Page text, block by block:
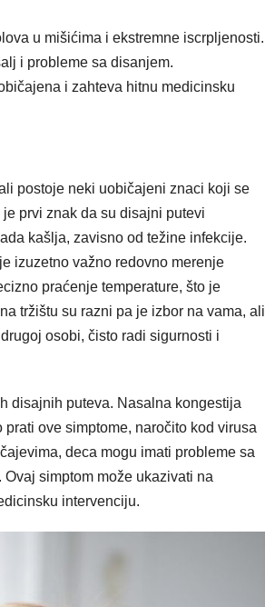
u mišićima i ekstremne iscrpljenosti.
i probleme sa disanjem.
i zahteva hitnu medicinsku
postoje neki uobičajeni znaci koji se
prvi znak da su disajni putevi
kašlja, zavisno od težine infekcije.
izuzetno važno redovno merenje
praćenje temperature, što je
tržištu su razni pa je izbor na vama, ali
osobi, čisto radi sigurnosti i
disajnih puteva. Nasalna kongestija
ove simptome, naročito kod virusa
deca mogu imati probleme sa
simptom može ukazivati na
intervenciju.